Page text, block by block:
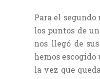
Para el
los puntos de
nos llegó de
hemos escogido
la vez que